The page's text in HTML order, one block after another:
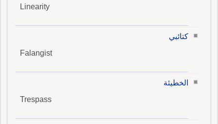
Linearity
كتائبي
Falangist
الخطيئة
Trespass